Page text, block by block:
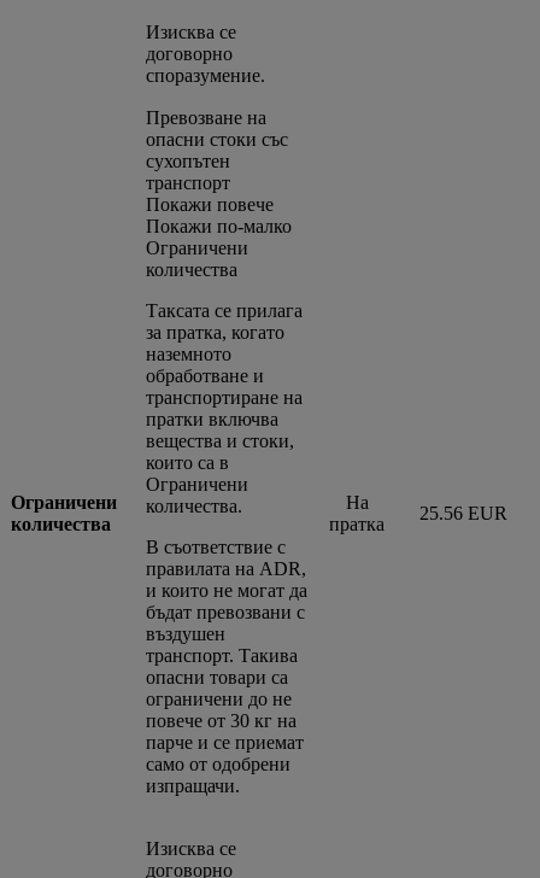
Изисква се
договорно
споразумение.
Ограничени
количества
Превозване на
опасни стоки със
сухопътен
транспорт
Покажи повече
Покажи по-малко
Ограничени
количества
Таксата се прилага
за пратка, когато
наземното
обработване и
транспортиране на
пратки включва
вещества и стоки,
които са в
Ограничени
количества.
В съответствие с
правилата на ADR,
и които не могат да
бъдат превозвани с
въздушен
транспорт. Такива
опасни товари са
ограничени до не
повече от 30 кг на
парче и се приемат
само от одобрени
изпращачи.
Изисква се
договорно
На
пратка
25.56 EUR